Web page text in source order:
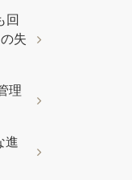
回
失
理
進